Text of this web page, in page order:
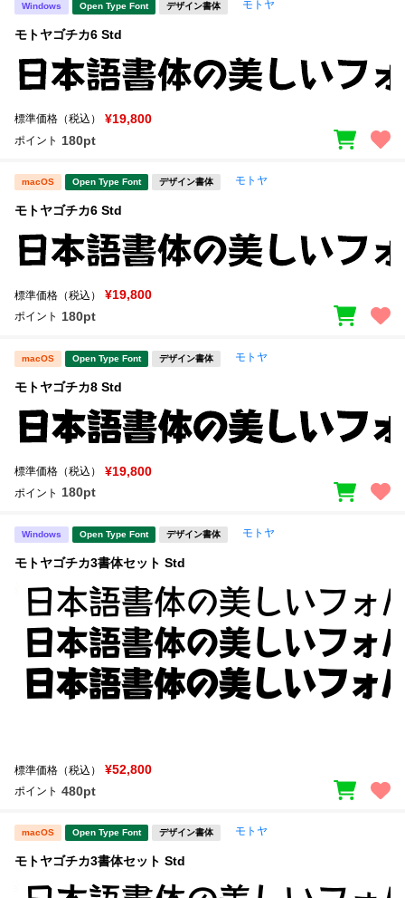
Windows Open Type Font デザイン書体 モトヤ
モトヤゴチカ6 Std
標準価格（税込） ¥19,800
ポイント 180pt
macOS Open Type Font デザイン書体 モトヤ
モトヤゴチカ6 Std
標準価格（税込） ¥19,800
ポイント 180pt
macOS Open Type Font デザイン書体 モトヤ
モトヤゴチカ8 Std
標準価格（税込） ¥19,800
ポイント 180pt
Windows Open Type Font デザイン書体 モトヤ
モトヤゴチカ3書体セット Std
標準価格（税込） ¥52,800
ポイント 480pt
macOS Open Type Font デザイン書体 モトヤ
モトヤゴチカ3書体セット Std